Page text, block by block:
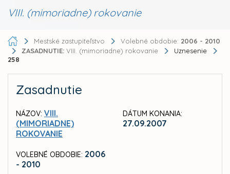
VIII. (mimoriadne) rokovanie
Mestské zastupiteľstvo Volebné obdobie: 2006 - 2010
ZASADNUTIE: VIII. (mimoriadne) rokovanie
Uznesenie
258
Zasadnutie
NÁZOV: VIII.
(MIMORIADNE)
ROKOVANIE
VOLEBNÉ OBDOBIE: 2006
- 2010
DÁTUM KONANIA:
27.09.2007